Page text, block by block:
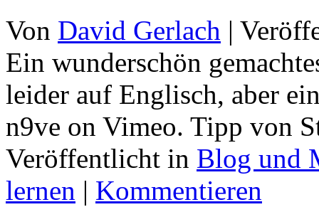
Von David Gerlach |
Ein wunderschön
leider auf Englisch, aber
n9ve on Vimeo. Tipp von
Veröffentlicht in Blog und
lernen | Kommentieren